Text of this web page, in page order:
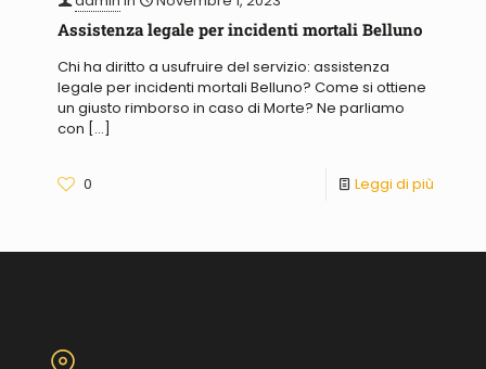
Assistenza legale per incidenti mortali Belluno
Chi ha diritto a usufruire del servizio: assistenza
legale per incidenti mortali Belluno? Come si ottiene
un giusto rimborso in caso di Morte? Ne parliamo
con […]
0 Leggi di più